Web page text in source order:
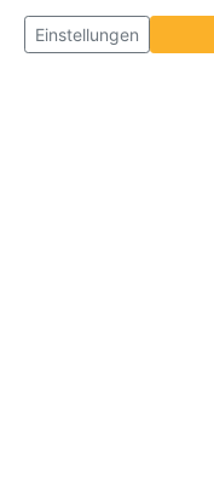
Einstellungen